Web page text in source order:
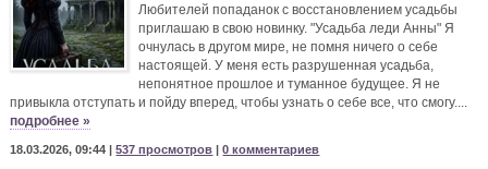
Любителей попаданок с восстановлением усадьбы
приглашаю в свою новинку. "Усадьба леди Анны" Я
очнулась в другом мире, не помня ничего о себе
настоящей. У меня есть разрушенная усадьба,
непонятное прошлое и туманное будущее. Я не
привыкла отступать и пойду вперед, чтобы узнать о себе все, что смогу....
подробнее »
18.03.2026, 09:44 |537 просмотров |0 комментариев